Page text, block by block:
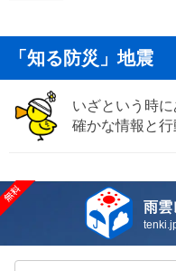
「知る防災」地震
いざという時
確かな情報と
雨雲